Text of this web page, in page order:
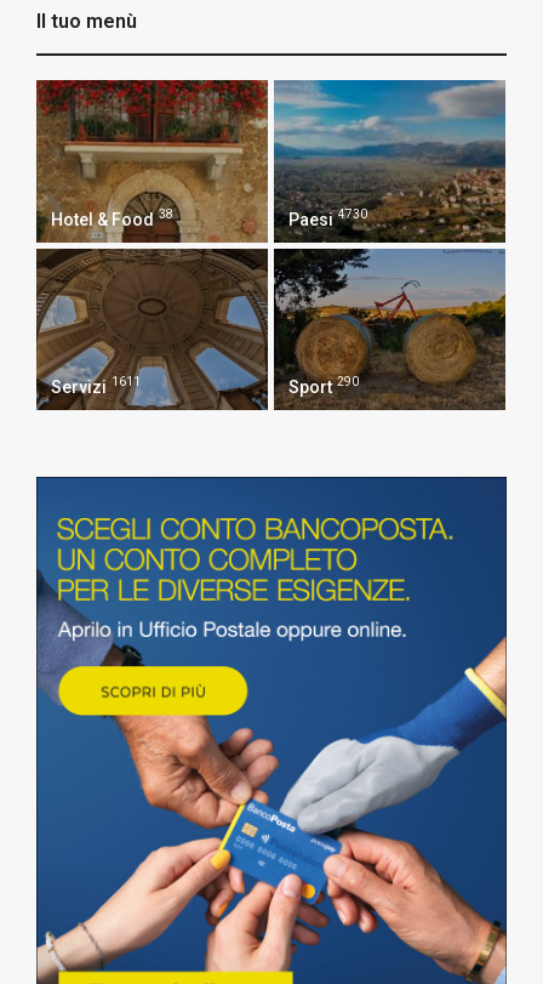
Il tuo menù
Hotel & Food 38 Paesi 4730
Servizi 1611 Sport 290